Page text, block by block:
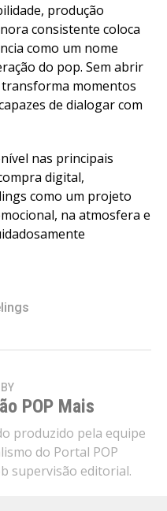
produção
consistente coloca
como um nome
do pop. Sem abrir
momentos
de dialogar com
nas principais
digital,
como um projeto
na atmosfera e
POP Mais
produzido pela equipe
do Portal POP
supervisão editorial.